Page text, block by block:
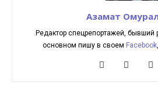
Азамат
Редактор спецрепортажей, бывший
основном пишу в своем Facebook